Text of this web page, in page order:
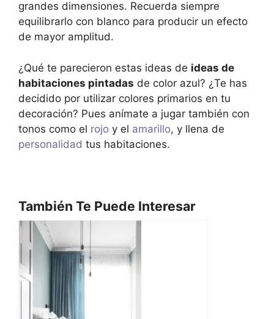
grandes dimensiones. Recuerda siempre
equilibrarlo con blanco para producir un efecto
de mayor amplitud.
¿Qué te parecieron estas ideas de ideas de
habitaciones pintadas de color azul? ¿Te has
decidido por utilizar colores primarios en tu
decoración? Pues anímate a jugar también con
tonos como el rojo y el amarillo, y llena de
personalidad tus habitaciones.
También Te Puede Interesar